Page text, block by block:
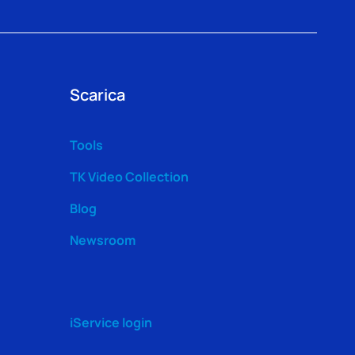
Scarica
Tools
TK Video Collection
Blog
Newsroom
iService login